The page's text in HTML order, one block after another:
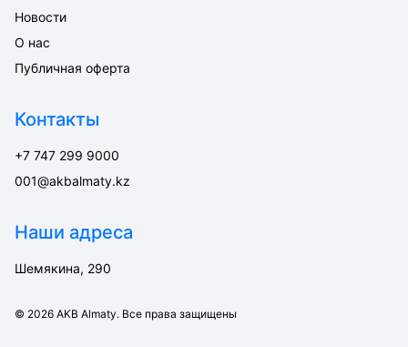
Новости
О нас
Публичная оферта
Контакты
+7 747 299 9000
001@akbalmaty.kz
Наши адреса
Шемякина, 290
© 2026 AKB Almaty. Все права защищены